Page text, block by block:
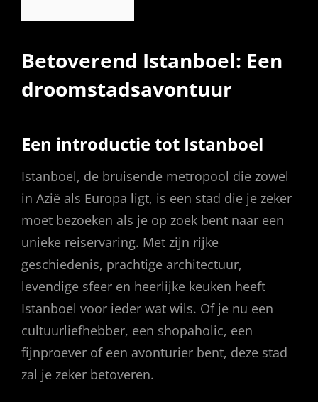
Betoverend Istanboel: Een
droomstadsavontuur
Een introductie tot Istanboel
Istanboel, de bruisende metropool die zowel
in Azië als Europa ligt, is een stad die je zeker
moet bezoeken als je op zoek bent naar een
unieke reiservaring. Met zijn rijke
geschiedenis, prachtige architectuur,
levendige sfeer en heerlijke keuken heeft
Istanboel voor ieder wat wils. Of je nu een
cultuurliefhebber, een shopaholic, een
fijnproever of een avonturier bent, deze stad
zal je zeker betoveren.